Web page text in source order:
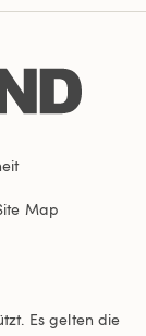
Map
Es gelten die